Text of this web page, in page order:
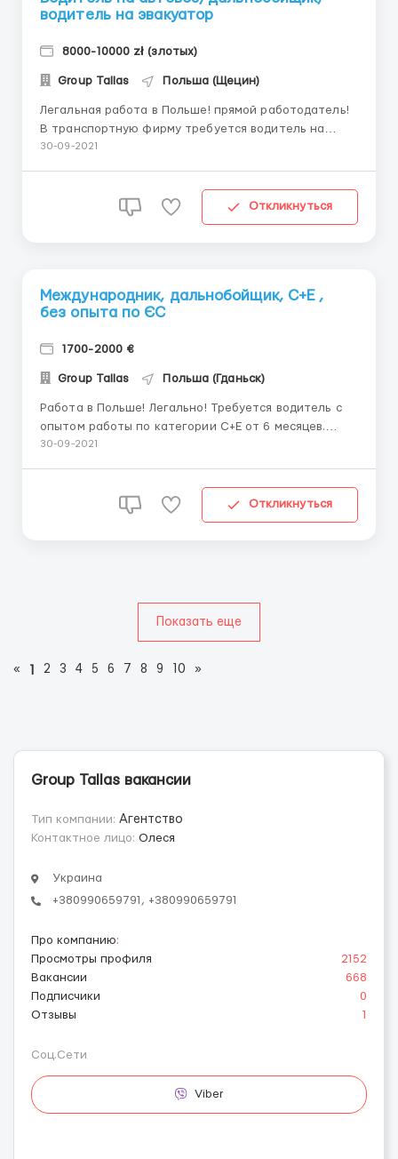
водитель на эвакуатор
8000-10000 zł (злотых)
Group Tallas Польша (Щецин)
Легальная работа в Польше! прямой работодатель!
В транспортную фирму требуется водитель на
автовоз! С опытом работы по ЕС. Фирма находится в
медосмотр/психотест. - 95 код (фирма...
30-09-2021
Откликнуться
Международник, дальнобойщик, С+Е ,
без опыта по ЄС
1700-2000 €
Group Tallas Польша (Гданьск)
Работа в Польше! Легально! Требуется водитель с
опытом работы по категории С+Е от 6 месяцев.
Фирма находится с городе Бытония (возле
30-09-2021
Откликнуться
Показать еще
« 2 3 4 5 6 7 8 9 10 »
Group Tallas вакансии
Тип компании: Агентство
Контактное лицо: Олеся
Украина
+380990659791, +380990659791
Про компанию:
Просмотры профиля
2152
Вакансии
668
Подписчики
0
Отзывы
1
Соц.Сети
Viber